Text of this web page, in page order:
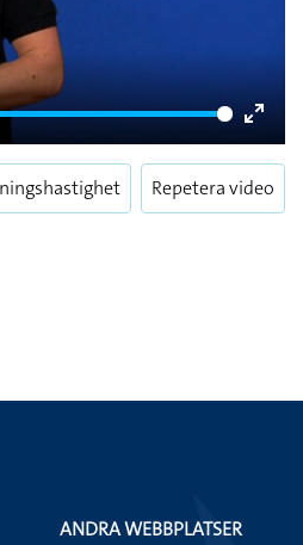
Enter
Repetera video
ANDRA WEBBPLATSER